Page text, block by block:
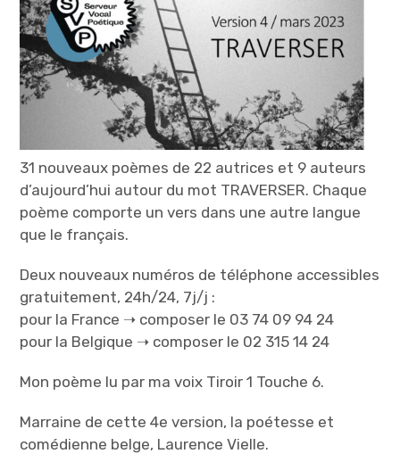
AGENDA
À PROPOS
r
o
l
e
b
i
o
u
r
o
B
i
j
o
u
31 nouveaux poèmes de 22 autrices et 9 auteurs
d’aujourd’hui autour du mot TRAVERSER. Chaque
poème comporte un vers dans une autre langue
que le français.
Deux nouveaux numéros de téléphone accessibles
gratuitement, 24h/24, 7j/j :
pour la France ➝ composer le 03 74 09 94 24
pour la Belgique ➝ composer le 02 315 14 24
Mon poème lu par ma voix Tiroir 1 Touche 6.
Marraine de cette 4e version, la poétesse et
comédienne belge, Laurence Vielle.